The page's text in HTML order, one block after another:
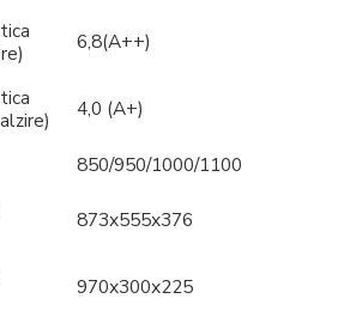
) 6,8(А++)
) 4,0 (А+)
850/950/1000/1100
873х555х376
970х300х225